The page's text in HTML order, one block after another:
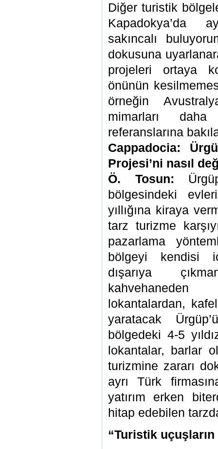
Diğer turistik
Kapadokya’da
sakıncalı
dokusuna
projeleri ortaya
önünün
örneğin
mimarları
referanslarına
Cappadocia:
Projesi’ni nasıl
Ö. Tosun:
bölgesindeki
yıllığına kiraya
tarz turizme
pazarlama
bölgeyi kendisi
dışarıya
lokantalardan,
yaratacak
bölgedeki 4-5
lokantalar, barlar
turizmine zararı
ayrı Türk
yatırım erken
hitap edebilen
“Turistik